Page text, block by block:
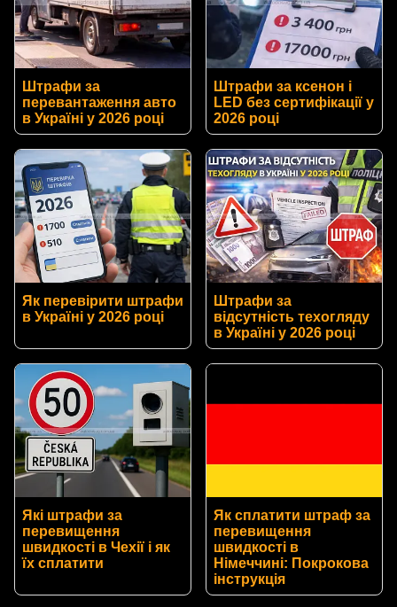
Штрафи за
перевантаження авто
в Україні у 2026 році
Штрафи за ксенон і
LED без сертифікації у
2026 році
Як перевірити штрафи
в Україні у 2026 році
Штрафи за
відсутність техогляду
в Україні у 2026 році
Які штрафи за
перевищення
швидкості в Чехії і як
їх сплатити
Як сплатити штраф за
перевищення
швидкості в
Німеччині: Покрокова
інструкція